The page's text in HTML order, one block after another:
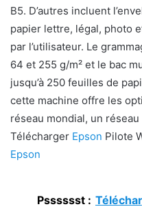
B5. D’autres incluent
papier lettre, légal, photo
par l’utilisateur. Le
64 et 255 g/m² et le bac
jusqu’à 250 feuilles de
cette machine offre les
réseau mondial, un réseau
Télécharger Epson Pilote
Epson
Psssssst :